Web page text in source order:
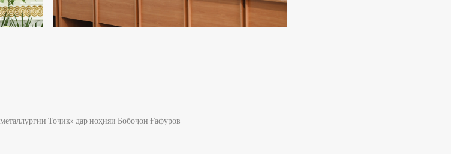
Тоҷик» дар ноҳияи Бобоҷон Ғафуров